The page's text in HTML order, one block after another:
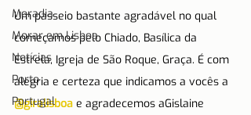
Moradia
Morar em Lisboa
Notícias
Porto
Portugal
Um passeio bastante agradável no qual
começamos pelo Chiado, Basílica da
Estrela, Igreja de São Roque, Graça. É com
alegria e certeza que indicamos a vocês a
@giralisboa e agradecemos aGislaine